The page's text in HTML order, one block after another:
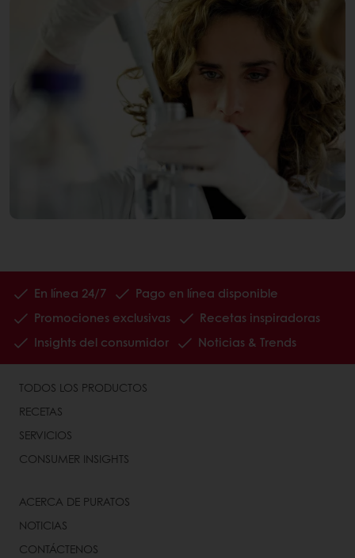
En línea 24/7
Pago en línea disponible
Promociones exclusivas
Recetas inspiradoras
Insights del consumidor
Noticias & Trends
TODOS LOS PRODUCTOS
RECETAS
SERVICIOS
CONSUMER INSIGHTS
ACERCA DE PURATOS
NOTICIAS
CONTÁCTENOS